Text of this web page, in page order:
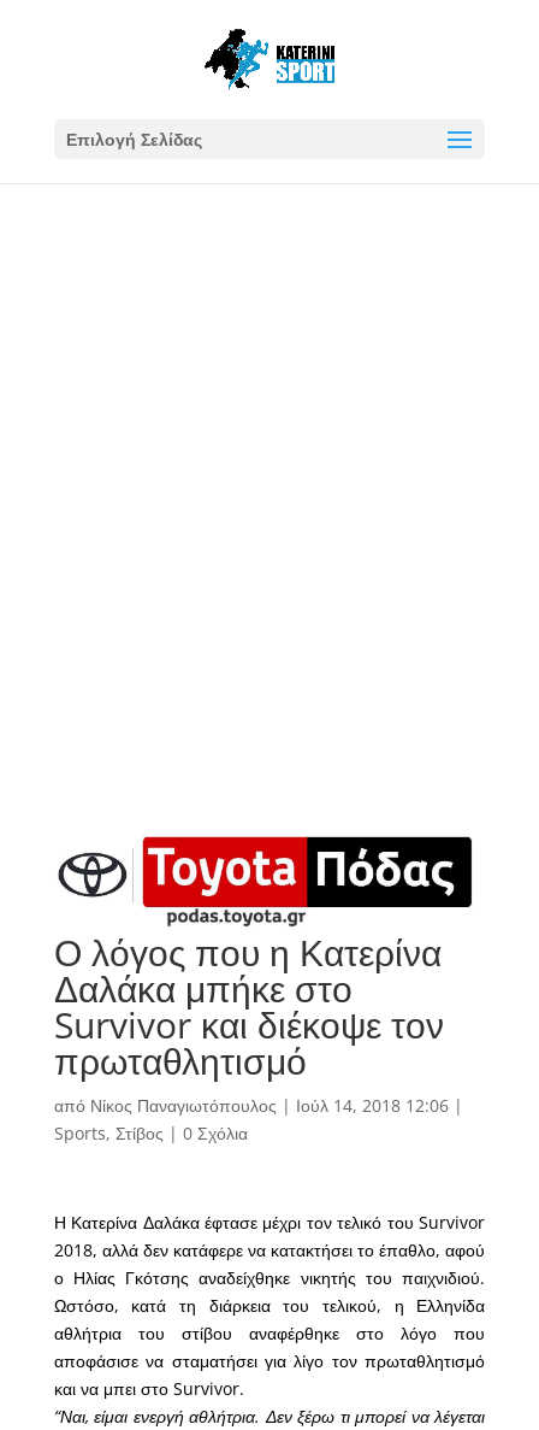
Επιλογή Σελίδας
Ο λόγος που η Κατερίνα
Δαλάκα μπήκε στο
Survivor και διέκοψε τον
πρωταθλητισμό
από Νίκος Παναγιωτόπουλος | Ιούλ 14, 2018 12:06|
Sports, Στίβος | 0 Σχόλια
Η Κατερίνα Δαλάκα έφτασε μέχρι τον τελικό του Survivor
2018, αλλά δεν κατάφερε να κατακτήσει το έπαθλο, αφού
ο Ηλίας Γκότσης αναδείχθηκε νικητής του παιχνιδιού.
Ωστόσο, κατά τη διάρκεια του τελικού, η Ελληνίδα
αθλήτρια του στίβου αναφέρθηκε στο λόγο που
αποφάσισε να σταματήσει για λίγο τον πρωταθλητισμό
και να μπει στο Survivor.
“Ναι, είμαι ενεργή αθλήτρια. Δεν ξέρω τι μπορεί να λέγεται